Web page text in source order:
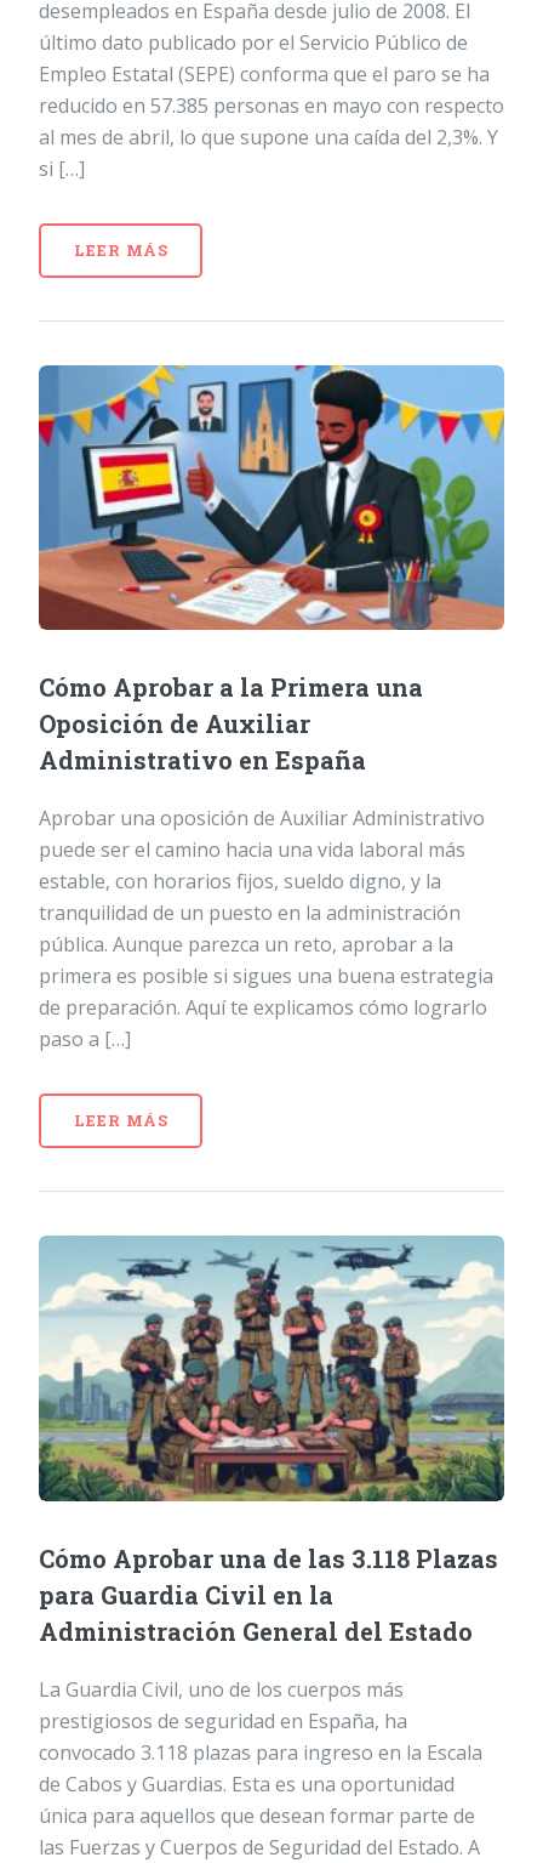
desempleados en España desde julio de 2008. El
último dato publicado por el Servicio Público de
Empleo Estatal (SEPE) conforma que el paro se ha
reducido en 57.385 personas en mayo con respecto
al mes de abril, lo que supone una caída del 2,3%. Y
si […]
LEER MÁS
Cómo Aprobar a la Primera una
Oposición de Auxiliar
Administrativo en España
Aprobar una oposición de Auxiliar Administrativo
puede ser el camino hacia una vida laboral más
estable, con horarios fijos, sueldo digno, y la
tranquilidad de un puesto en la administración
pública. Aunque parezca un reto, aprobar a la
primera es posible si sigues una buena estrategia
de preparación. Aquí te explicamos cómo lograrlo
paso a […]
LEER MÁS
Cómo Aprobar una de las 3.118 Plazas
para Guardia Civil en la
Administración General del Estado
La Guardia Civil, uno de los cuerpos más
prestigiosos de seguridad en España, ha
convocado 3.118 plazas para ingreso en la Escala
de Cabos y Guardias. Esta es una oportunidad
única para aquellos que desean formar parte de
las Fuerzas y Cuerpos de Seguridad del Estado. A